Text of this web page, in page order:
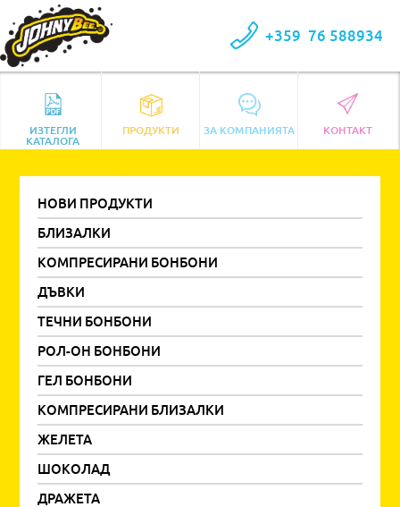
+359 76 588934
ИЗТЕГЛИ
КАТАЛОГА
ПРОДУКТИ ЗА КОМПАНИЯТА КОНТАКТ
НОВИ ПРОДУКТИ
БЛИЗАЛКИ
КОМПРЕСИРАНИ БОНБОНИ
ДЪВКИ
ТЕЧНИ БОНБОНИ
РОЛ-ОН БОНБОНИ
ГЕЛ БОНБОНИ
КОМПРЕСИРАНИ БЛИЗАЛКИ
ЖЕЛЕТА
ШОКОЛАД
ДРАЖЕТА